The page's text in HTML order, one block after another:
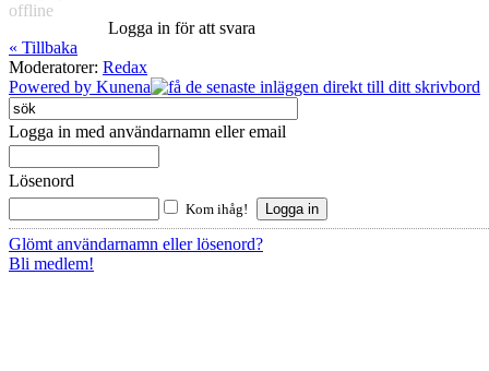
offline
Logga in för att svara
« Tillbaka
Moderatorer: Redax
Powered by Kunena
Logga in med användarnamn eller email
Lösenord
Kom ihåg!
Glömt användarnamn eller lösenord?
Bli medlem!